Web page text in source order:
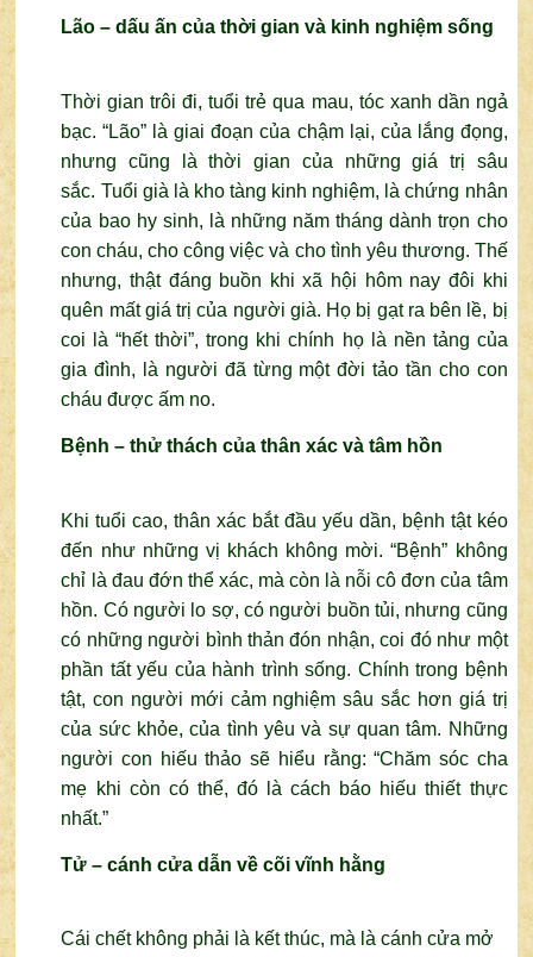
Lão – dấu ấn của thời gian và kinh nghiệm sống
Thời gian trôi đi, tuổi trẻ qua mau, tóc xanh dần ngả
bạc. “Lão” là giai đoạn của chậm lại, của lắng đọng,
nhưng cũng là thời gian của những giá trị sâu
sắc. Tuổi già là kho tàng kinh nghiệm, là chứng nhân
của bao hy sinh, là những năm tháng dành trọn cho
con cháu, cho công việc và cho tình yêu thương. Thế
nhưng, thật đáng buồn khi xã hội hôm nay đôi khi
quên mất giá trị của người già. Họ bị gạt ra bên lề, bị
coi là “hết thời”, trong khi chính họ là nền tảng của
gia đình, là người đã từng một đời tảo tần cho con
cháu được ấm no.
Bệnh – thử thách của thân xác và tâm hồn
Khi tuổi cao, thân xác bắt đầu yếu dần, bệnh tật kéo
đến như những vị khách không mời. “Bệnh” không
chỉ là đau đớn thể xác, mà còn là nỗi cô đơn của tâm
hồn. Có người lo sợ, có người buồn tủi, nhưng cũng
có những người bình thản đón nhận, coi đó như một
phần tất yếu của hành trình sống. Chính trong bệnh
tật, con người mới cảm nghiệm sâu sắc hơn giá trị
của sức khỏe, của tình yêu và sự quan tâm. Những
người con hiếu thảo sẽ hiểu rằng: “Chăm sóc cha
mẹ khi còn có thể, đó là cách báo hiếu thiết thực
nhất.”
Tử – cánh cửa dẫn về cõi vĩnh hằng
Cái chết không phải là kết thúc, mà là cánh cửa mở